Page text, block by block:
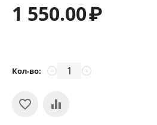
1 550.00₽
Кол-во: +
−